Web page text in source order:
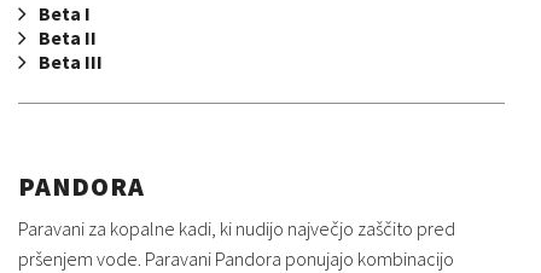
Beta I
Beta II
Beta III
PANDORA
Paravani za kopalne kadi, ki nudijo največjo zaščito pred
pršenjem vode. Paravani Pandora ponujajo kombinacijo